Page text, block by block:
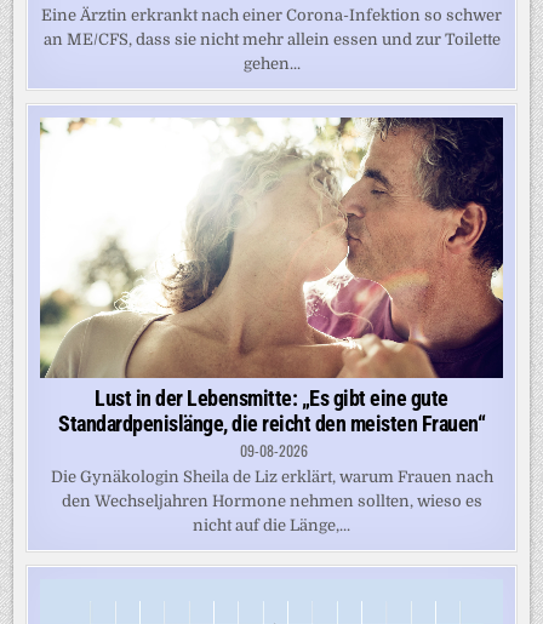
Eine Ärztin erkrankt nach einer Corona-Infektion so schwer
an ME/CFS, dass sie nicht mehr allein essen und zur Toilette
gehen...
Lust in der Lebensmitte: „Es gibt eine gute
Standardpenislänge, die reicht den meisten Frauen“
09-08-2026
Die Gynäkologin Sheila de Liz erklärt, warum Frauen nach
den Wechseljahren Hormone nehmen sollten, wieso es
nicht auf die Länge,...